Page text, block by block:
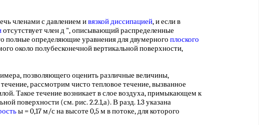
членами с давлением ивязкой диссипацией, и если в
отсутствует член д ", описывающий распределенные
полные определяющие уравнения для двумерного плоского
около полубесконечной вертикальной поверхности,
позволяющего оценить различные величины,
рассмотрим чисто тепловое течение, вызванное
Такое течение возникает в слое воздуха, примыкающем к
поверхности (см. рис. 2.2.1,а). В разд. 1.3 указана
ы = 0,17 м/с на высоте 0,5 м в потоке, для которого